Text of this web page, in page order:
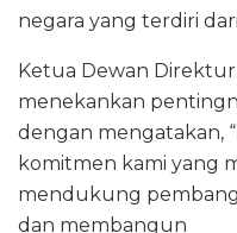
negara yang terdiri
Ketua Dewan
menekankan
dengan mengatakan,
komitmen kami yang
mendukung
dan membangun